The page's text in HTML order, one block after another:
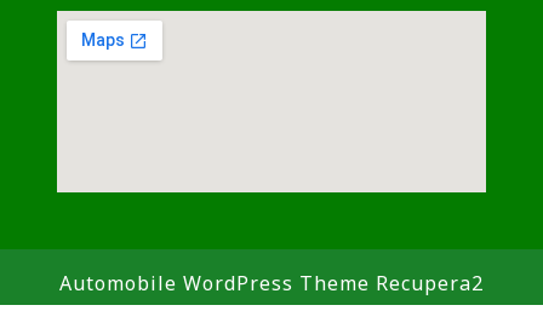
Automobile WordPress Theme Recupera2